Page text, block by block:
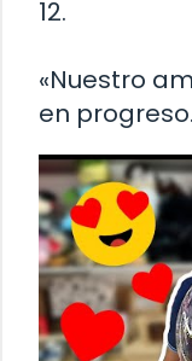
12.
«Nuestro
en